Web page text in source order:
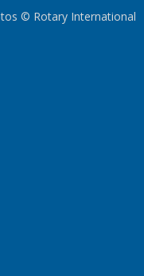
© Rotary International